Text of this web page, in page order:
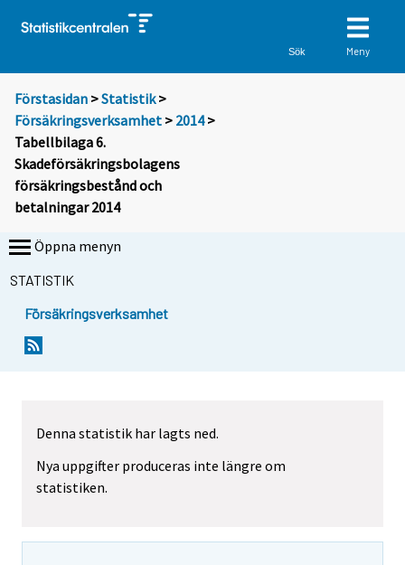
Sök Meny
Förstasidan >Statistik >
Försäkringsverksamhet > 2014>
Tabellbilaga 6.
Skadeförsäkringsbolagens
försäkringsbestånd och
betalningar 2014
Öppna menyn
STATISTIK
Försäkringsverksamhet
Denna statistik har lagts ned.
Nya uppgifter produceras inte längre om
statistiken.